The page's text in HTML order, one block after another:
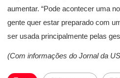
aumentar. “Pode acontecer uma
gente quer estar preparado com
ser usada principalmente pelas
(Com informações do Jornal da